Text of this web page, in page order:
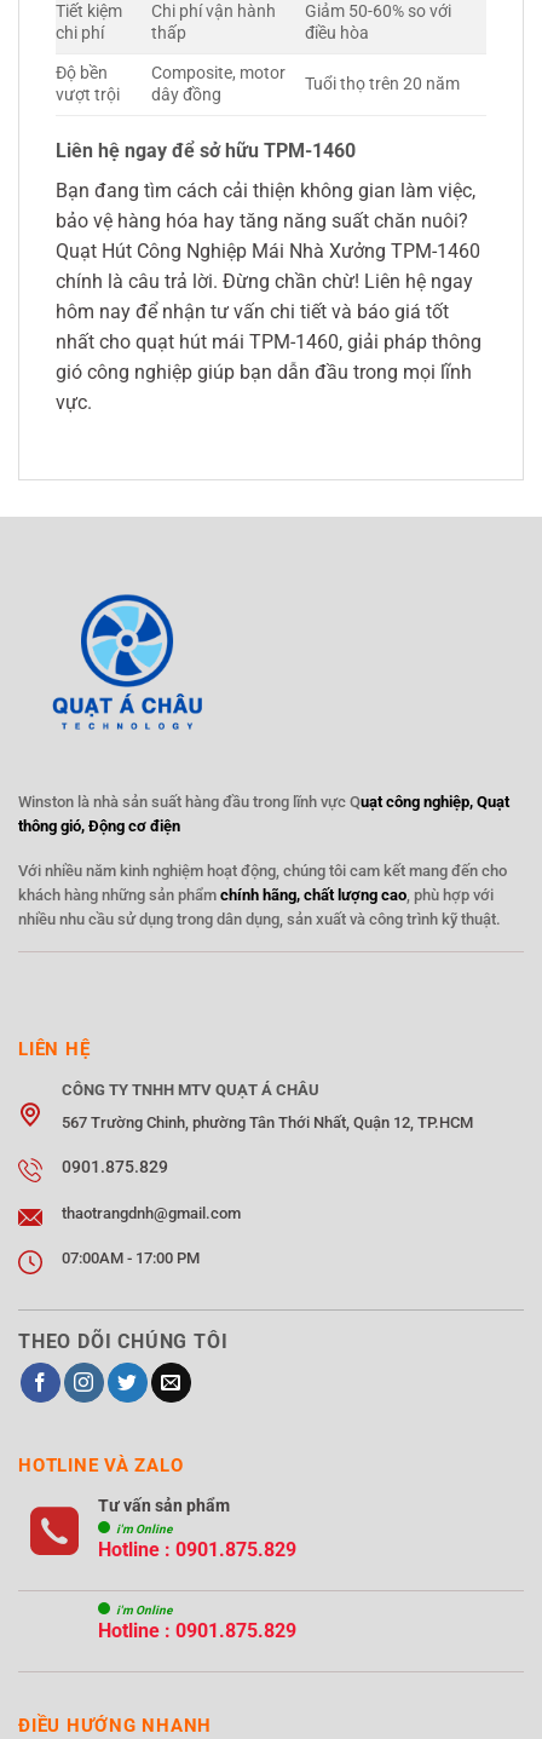
Tiết kiệm
chi phí
Chi phí vận hành
thấp
Giảm 50-60% so với
điều hòa
Độ bền
vượt trội
Composite, motor
dây đồng
Tuổi thọ trên 20 năm
Liên hệ ngay để sở hữu TPM-1460
Bạn đang tìm cách cải thiện không gian làm việc,
bảo vệ hàng hóa hay tăng năng suất chăn nuôi?
Quạt Hút Công Nghiệp Mái Nhà Xưởng TPM-1460
chính là câu trả lời. Đừng chần chừ! Liên hệ ngay
hôm nay để nhận tư vấn chi tiết và báo giá tốt
nhất cho quạt hút mái TPM-1460, giải pháp thông
gió công nghiệp giúp bạn dẫn đầu trong mọi lĩnh
vực.
Winston là nhà sản suất hàng đầu trong lĩnh vực Quạt công nghiệp, Quạt
thông gió, Động cơ điện
Với nhiều năm kinh nghiệm hoạt động, chúng tôi cam kết mang đến cho
khách hàng những sản phẩm chính hãng, chất lượng cao , phù hợp với
nhiều nhu cầu sử dụng trong dân dụng, sản xuất và công trình kỹ thuật.
LIÊN HỆ
CÔNG TY TNHH MTV QUẠT Á CHÂU
567 Trường Chinh, phường Tân Thới Nhất, Quận 12, TP.HCM
0901.875.829
thaotrangdnh@gmail.com
07:00AM - 17:00 PM
THEO DÕI CHÚNG TÔI
HOTLINE VÀ ZALO
Tư vấn sản phẩm
i'm Online
Hotline : 0901.875.829
i'm Online
Hotline : 0901.875.829
ĐIỀU HƯỚNG NHANH